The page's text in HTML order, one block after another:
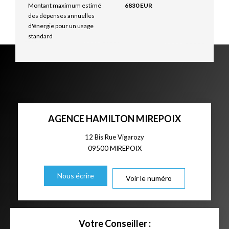
Montant maximum estimé
des dépenses annuelles
d'énergie pour un usage
standard
6830 EUR
AGENCE HAMILTON MIREPOIX
12 Bis Rue Vigarozy
09500MIREPOIX
Nous écrire Voir le numéro
Votre Conseiller :